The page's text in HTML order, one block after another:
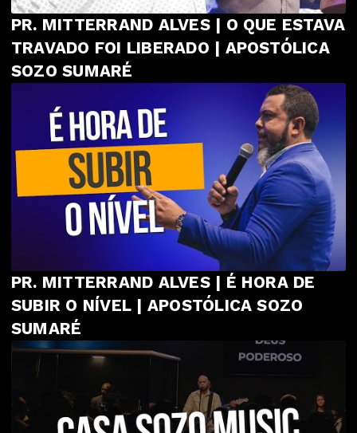
PR. MITTERRAND ALVES | O QUE ESTAVA
TRAVADO FOI LIBERADO | APOSTÓLICA
SOZO SUMARÉ
PR. MITTERRAND ALVES | É HORA DE
SUBIR O NÍVEL | APOSTÓLICA SOZO
SUMARÉ